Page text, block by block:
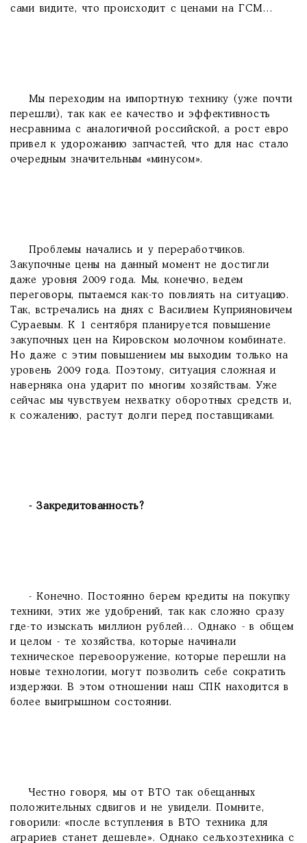
сами видите, что происходит с ценами на ГСМ…
Мы переходим на импортную технику (уже почти
перешли), так как ее качество и эффективность
несравнима с аналогичной российской, а рост евро
привел к удорожанию запчастей, что для нас стало
очередным значительным «минусом».
Проблемы начались и у переработчиков.
Закупочные цены на данный момент не достигли
даже уровня 2009 года. Мы, конечно, ведем
переговоры, пытаемся как-то повлиять на ситуацию.
Так, встречались на днях с Василием Куприяновичем
Сураевым. К 1 сентября планируется повышение
закупочных цен на Кировском молочном комбинате.
Но даже с этим повышением мы выходим только на
уровень 2009 года. Поэтому, ситуация сложная и
наверняка она ударит по многим хозяйствам. Уже
сейчас мы чувствуем нехватку оборотных средств и,
к сожалению, растут долги перед поставщиками.
- Закредитованность?
- Конечно. Постоянно берем кредиты на покупку
техники, этих же удобрений, так как сложно сразу
где-то изыскать миллион рублей… Однако - в общем
и целом - те хозяйства, которые начинали
техническое перевооружение, которые перешли на
новые технологии, могут позволить себе сократить
издержки. В этом отношении наш СПК находится в
более выигрышном состоянии.
Честно говоря, мы от ВТО так обещанных
положительных сдвигов и не увидели. Помните,
говорили: «после вступления в ВТО техника для
аграриев станет дешевле». Однако сельхозтехника с